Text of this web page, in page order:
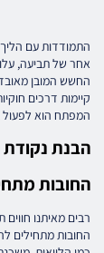
התמודדות עם
אחר של תביעה,
החשש המובן
קיימות דרכים
המפתח הוא לפעול
הבנת נקודת
החובות
רבים מאיתנו
החובות מתחילים